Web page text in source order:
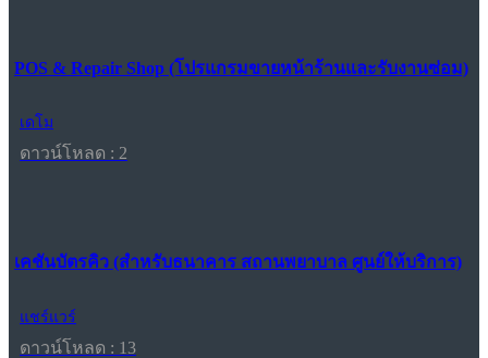
POS & Repair Shop (โปรแกรมขายหน้าร้านและรับงานซ่อม)
เดโม
ดาวน์โหลด : 2
เคชันบัตรคิว (สำหรับธนาคาร สถานพยาบาล ศูนย์ให้บริการ)
แชร์แวร์
ดาวน์โหลด : 13